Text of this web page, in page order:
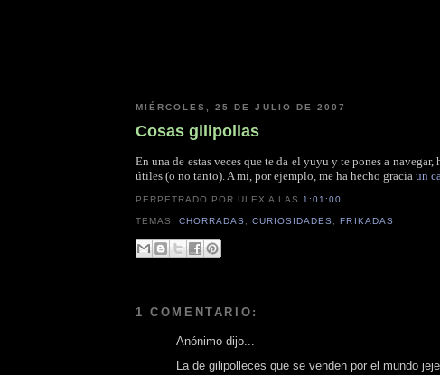
MIÉRCOLES, 25 DE JULIO DE 2007
Cosas gilipollas
En una de estas veces que te da el yuyu y te pones a navegar,
útiles (o no tanto). A mi, por ejemplo, me ha hecho gracia un
PERPETRADO POR ULEXA LAS1:01:00
TEMAS:CHORRADAS ,CURIOSIDADES ,FRIKADAS
1 COMENTARIO:
Anónimo dijo...
La de gilipolleces que se venden por el mundo jeje.